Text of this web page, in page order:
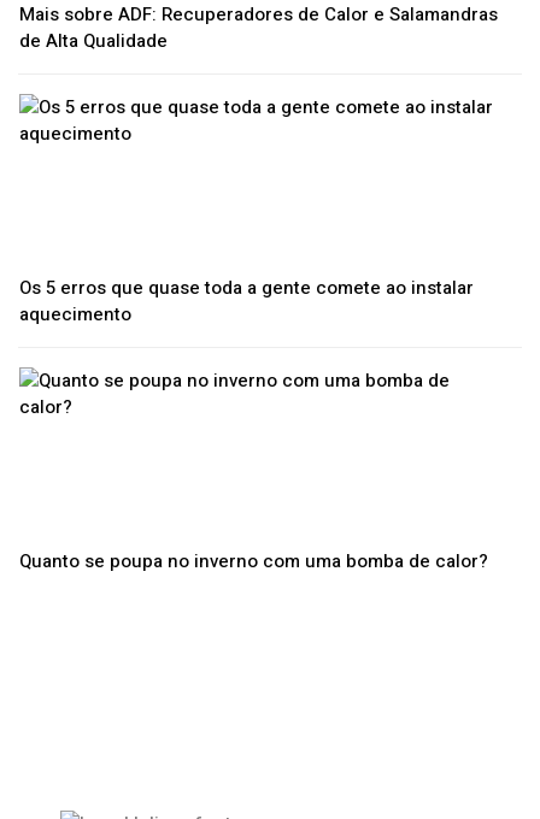
Mais sobre ADF: Recuperadores de Calor e Salamandras
de Alta Qualidade
Os 5 erros que quase toda a gente comete ao instalar
aquecimento
Quanto se poupa no inverno com uma bomba de calor?